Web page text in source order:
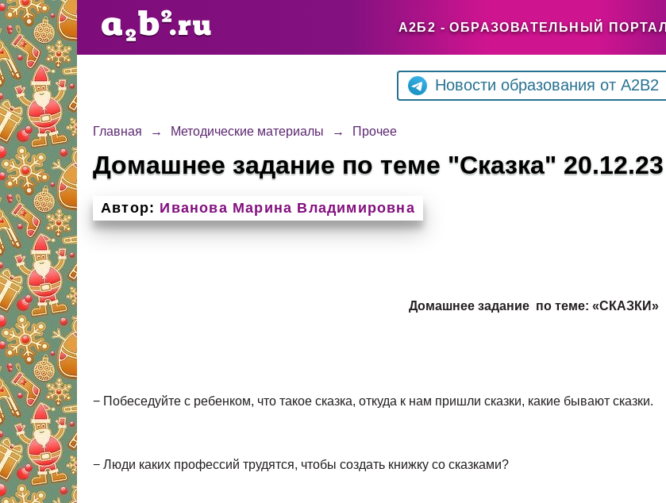
А2Б2 - ОБРАЗОВАТЕЛЬНЫЙ ПОРТАЛ
Новости образования от A2B2
Главная → Методические материалы → Прочее
Домашнее задание по теме "Сказка" 20.12.23
Автор: Иванова Марина Владимировна
Домашнее задание по теме: «СКАЗКИ»
− Побеседуйте с ребенком, что такое сказка, откуда к нам пришли сказки, какие бывают сказки.
− Люди каких профессий трудятся, чтобы создать книжку со сказками?